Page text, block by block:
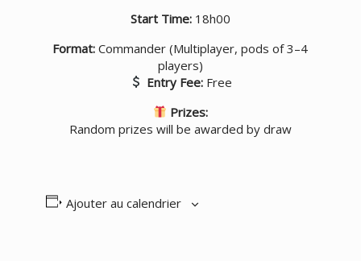
Start Time:18h00
Format: Commander (Multiplayer, pods of 3–4
players)
Entry Fee:Free
Prizes:
Random prizes will be awarded by draw
Ajouter au calendrier